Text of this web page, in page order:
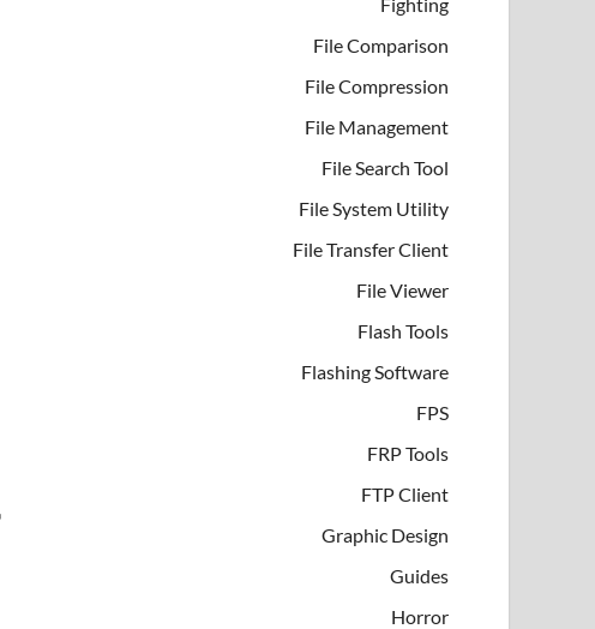
File Comparison
File Compression
File Management
File Search Tool
File System Utility
File Transfer Client
File Viewer
Flash Tools
Flashing Software
FPS
FRP Tools
FTP Client
Graphic Design
Guides
Horror